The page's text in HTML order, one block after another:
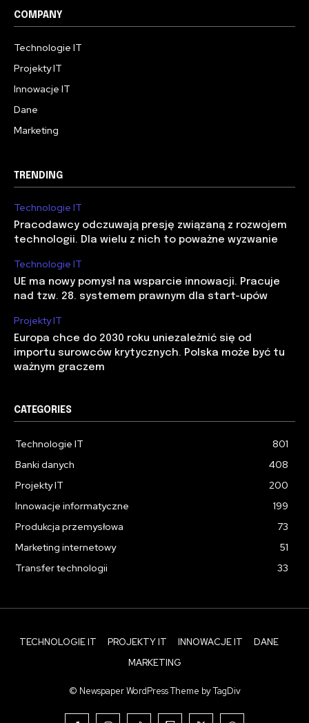
COMPANY
Technologie IT
Projekty IT
Innowacje IT
Dane
Marketing
TRENDING
Technologie IT
Pracodawcy odczuwają presję związaną z rozwojem
technologii. Dla wielu z nich to poważne wyzwanie
Technologie IT
UE ma nowy pomysł na wsparcie innowacji. Pracuje
nad tzw. 28. systemem prawnym dla start-upów
Projekty IT
Europa chce do 2030 roku uniezależnić się od
importu surowców krytycznych. Polska może być tu
ważnym graczem
CATEGORIES
Technologie IT
801
Banki danych
408
Projekty IT
200
Innowacje informatyczne
199
Produkcja przemysłowa
73
Marketing internetowy
51
Transfer technologii
33
TECHNOLOGIE IT PROJEKTY IT INNOWACJE IT
DANE
MARKETING
© Newspaper WordPress Theme by TagDiv